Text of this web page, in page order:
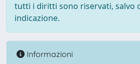
tutti i diritti sono riservati, salvo
indicazione.
Informazioni